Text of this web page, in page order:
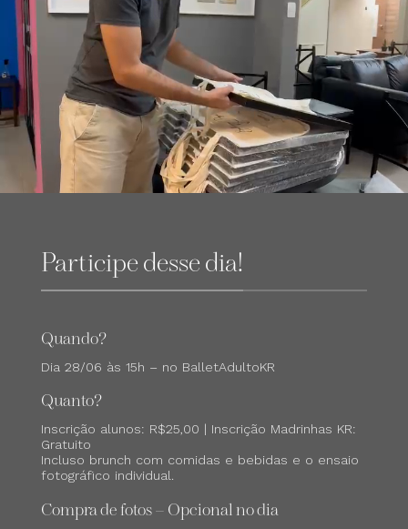
Participe desse dia!
Quando?
Dia 28/06 às 15h – no BalletAdultoKR
Quanto?
Inscrição alunos: R$25,00 | Inscrição Madrinhas KR:
Gratuito
Incluso brunch com comidas e bebidas e o ensaio
fotográfico individual.
Compra de fotos – Opcional no dia